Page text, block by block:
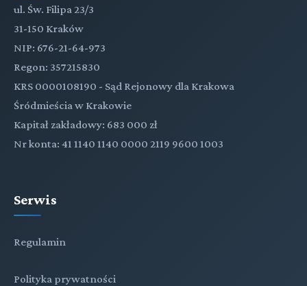
ul. Św. Filipa 23/3
31-150 Kraków
NIP: 676-21-64-973
Regon: 357215830
KRS 0000108190 - Sąd Rejonowy dla Krakowa
Śródmieścia w Krakowie
Kapitał zakładowy: 683 000 zł
Nr konta: 41 1140 1140 0000 2119 9600 1003
Serwis
Regulamin
Polityka prywatności